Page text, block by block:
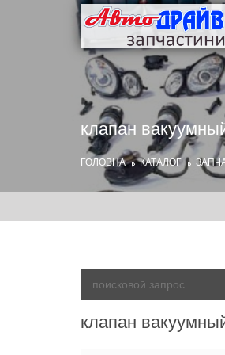
клапан
ГОЛОВНА КАТАЛОГ
клапан